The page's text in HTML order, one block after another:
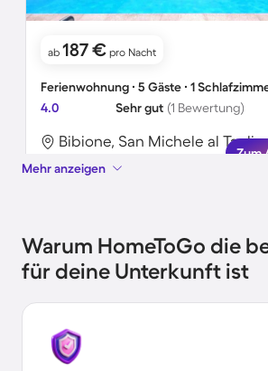
ab 187 € pro Nacht
Ferienwohnung ∙ 5 Gäste ∙ 1
4.0
Sehr gut (1 Bewertung)
Zum
Mehr anzeigen
Warum HomeToGo die
für deine Unterkunft ist